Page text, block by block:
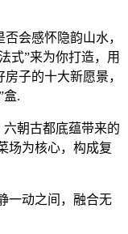
会感怀隐韵山水，
式”来为你打造，用
子的十大新愿景，
盒.
朝古都底蕴带来的
场为核心，构成复
一动之间，融合无